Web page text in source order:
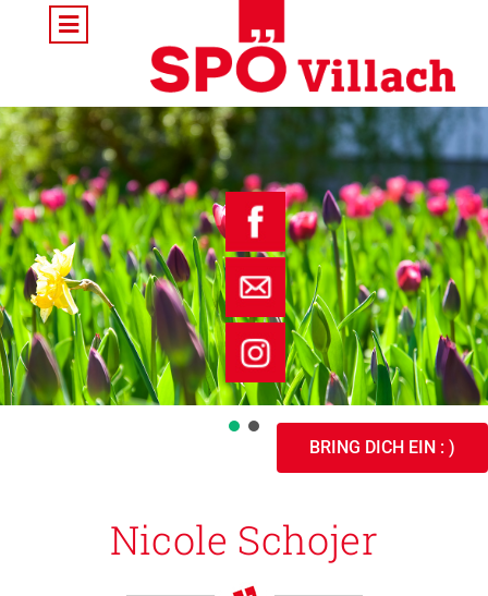
BRING DICH EIN : )
Nicole Schojer